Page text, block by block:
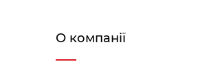
платформ на базі різних
О компанії